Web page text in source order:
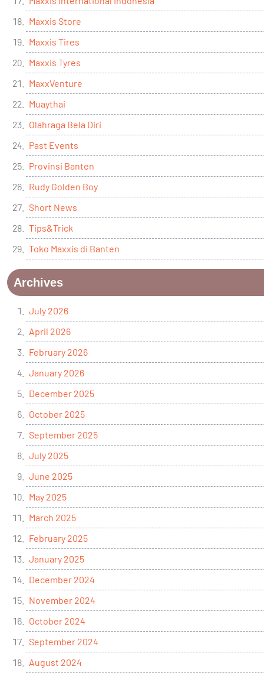
Maxxis Store
Maxxis Tires
Maxxis Tyres
MaxxVenture
Muaythai
Olahraga Bela Diri
Past Events
Provinsi Banten
Rudy Golden Boy
Short News
Tips&Trick
Toko Maxxis di Banten
Archives
July 2026
April 2026
February 2026
January 2026
December 2025
October 2025
September 2025
July 2025
June 2025
May 2025
March 2025
February 2025
January 2025
December 2024
November 2024
October 2024
September 2024
August 2024